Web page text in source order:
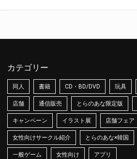
カテゴリー
同人 書籍 CD・BD/DVD 玩具
店舗 通信販売 とらのあな限定版
キャンペーン イラスト展 店舗フェア
女性向けサークル紹介 とらのあな×韓国
一般ゲーム 女性向け アプリ